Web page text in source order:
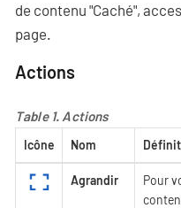
de contenu "Caché",
page.
Actions
Table 1. Actions
Icône Nom
Agrandir
Pour